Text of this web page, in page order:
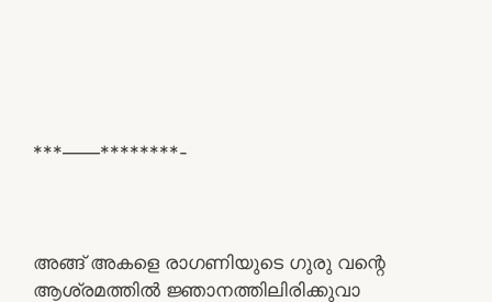
***——********-
അങ്ങ് അകളെ രാഗണിയുടെ ഗുരു വന്റെ
ആശ്രമത്തിൽ ജ്ഞാനത്തിലിരിക്കുവാ